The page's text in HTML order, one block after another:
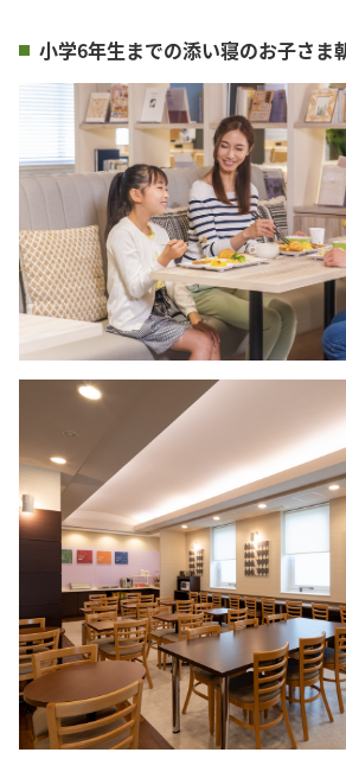
小学6年生までの添い寝のお子さま